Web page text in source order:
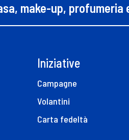
make-up,
Iniziative
Campagne
Volantini
Carta fedeltà